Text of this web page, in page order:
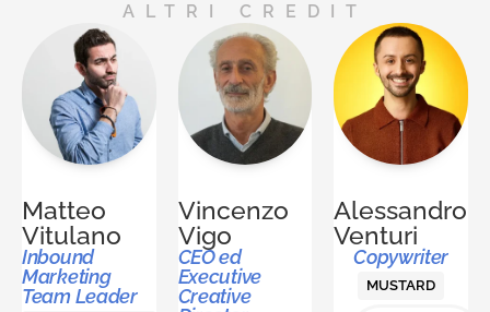
ALTRI CREDIT
Matteo
Vitulano
Inbound
Marketing
Team Leader
Vincenzo
Vigo
CEO ed
Executive
Creative
Alessandro
Venturi
Copywriter
MUSTARD